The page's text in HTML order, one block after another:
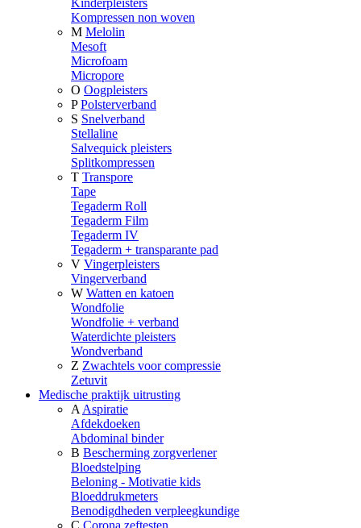
Kinderpleisters
Kompressen non woven
M Melolin
Mesoft
Microfoam
Micropore
O Oogpleisters
P Polsterverband
S Snelverband
Stellaline
Salvequick pleisters
Splitkompressen
T Transpore
Tape
Tegaderm Roll
Tegaderm Film
Tegaderm IV
Tegaderm + transparante pad
V Vingerpleisters
Vingerverband
W Watten en katoen
Wondfolie
Wondfolie + verband
Waterdichte pleisters
Wondverband
Z Zwachtels voor compressie
Zetuvit
Medische praktijk uitrusting
A Aspiratie
Afdekdoeken
Abdominal binder
B Bescherming zorgverlener
Bloedstelping
Beloning - Motivatie kids
Bloeddrukmeters
Benodigdheden verpleegkundige